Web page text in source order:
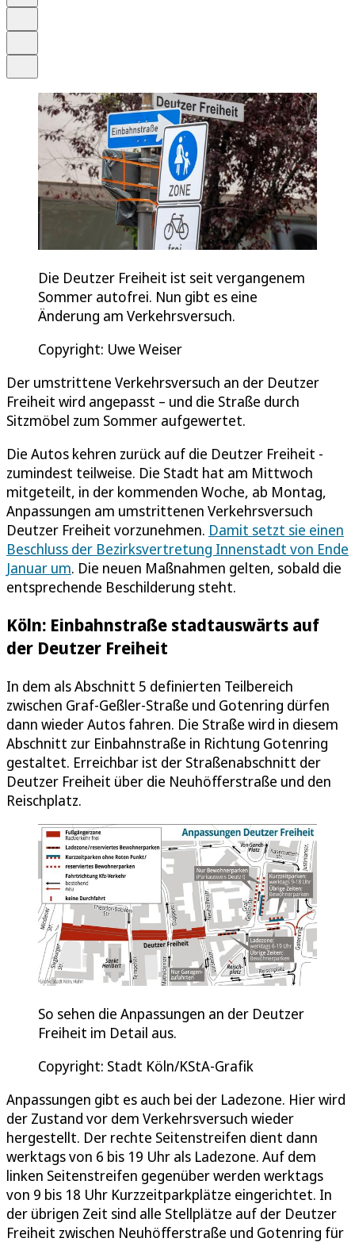
Die Deutzer Freiheit ist seit vergangenem
Sommer autofrei. Nun gibt es eine
Änderung am Verkehrsversuch.
Copyright: Uwe Weiser
Der umstrittene Verkehrsversuch an der Deutzer
Freiheit wird angepasst – und die Straße durch
Sitzmöbel zum Sommer aufgewertet.
Die Autos kehren zurück auf die Deutzer Freiheit -
zumindest teilweise. Die Stadt hat am Mittwoch
mitgeteilt, in der kommenden Woche, ab Montag,
Anpassungen am umstrittenen Verkehrsversuch
Deutzer Freiheit vorzunehmen. Damit setzt sie einen
Beschluss der Bezirksvertretung Innenstadt von Ende
Januar um. Die neuen Maßnahmen gelten, sobald die
entsprechende Beschilderung steht.
Köln: Einbahnstraße stadtauswärts auf
der Deutzer Freiheit
In dem als Abschnitt 5 definierten Teilbereich
zwischen Graf-Geßler-Straße und Gotenring dürfen
dann wieder Autos fahren. Die Straße wird in diesem
Abschnitt zur Einbahnstraße in Richtung Gotenring
gestaltet. Erreichbar ist der Straßenabschnitt der
Deutzer Freiheit über die Neuhöfferstraße und den
Reischplatz.
So sehen die Anpassungen an der Deutzer
Freiheit im Detail aus.
Copyright: Stadt Köln/KStA-Grafik
Anpassungen gibt es auch bei der Ladezone. Hier wird
der Zustand vor dem Verkehrsversuch wieder
hergestellt. Der rechte Seitenstreifen dient dann
werktags von 6 bis 19 Uhr als Ladezone. Auf dem
linken Seitenstreifen gegenüber werden werktags
von 9 bis 18 Uhr Kurzzeitparkplätze eingerichtet. In
der übrigen Zeit sind alle Stellplätze auf der Deutzer
Freiheit zwischen Neuhöfferstraße und Gotenring für